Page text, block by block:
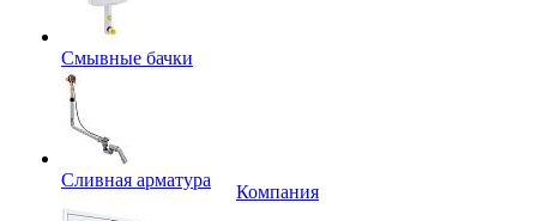
Смывные бачки
Сливная арматура
Компания